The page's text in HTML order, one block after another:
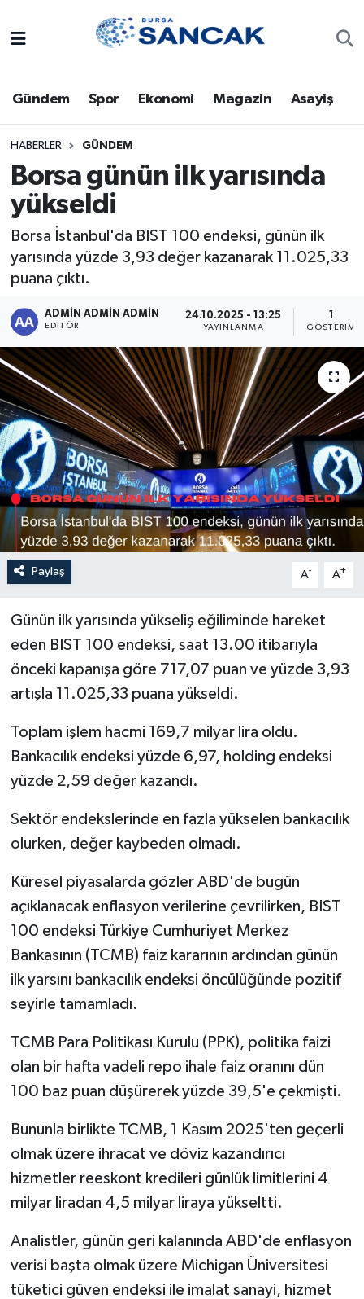
Gündem Spor Ekonomi Magazin Asayiş
HABERLER GÜNDEM
Borsa günün ilk yarısında
yükseldi
Borsa İstanbul'da BIST 100 endeksi, günün ilk
yarısında yüzde 3,93 değer kazanarak 11.025,33
puana çıktı.
ADMİN ADMİN ADMİN
EDITÖR
24.10.2025 - 13:25
YAYINLANMA GÖSTERIM
Paylaş A- A+
Günün ilk yarısında yükseliş eğiliminde hareket
eden BIST 100 endeksi, saat 13.00 itibarıyla
önceki kapanışa göre 717,07 puan ve yüzde 3,93
artışla 11.025,33 puana yükseldi.
Toplam işlem hacmi 169,7 milyar lira oldu.
Bankacılık endeksi yüzde 6,97, holding endeksi
yüzde 2,59 değer kazandı.
Sektör endekslerinde en fazla yükselen bankacılık
olurken, değer kaybeden olmadı.
Küresel piyasalarda gözler ABD'de bugün
açıklanacak enflasyon verilerine çevrilirken, BIST
100 endeksi Türkiye Cumhuriyet Merkez
Bankasının (TCMB) faiz kararının ardından günün
ilk yarsını bankacılık endeksi öncülüğünde pozitif
seyirle tamamladı.
TCMB Para Politikası Kurulu (PPK), politika faizi
olan bir hafta vadeli repo ihale faiz oranını dün
100 baz puan düşürerek yüzde 39,5'e çekmişti.
Bununla birlikte TCMB, 1 Kasım 2025'ten geçerli
olmak üzere ihracat ve döviz kazandırıcı
hizmetler reeskont kredileri günlük limitlerini 4
milyar liradan 4,5 milyar liraya yükseltti.
Analistler, günün geri kalanında ABD'de enflasyon
verisi başta olmak üzere Michigan Üniversitesi
tüketici güven endeksi ile imalat sanayi, hizmet
Bursa
Dünya
Eğitim
Ekonomi
Genel
Gündem
Magazin
Sağlık
Siyaset
Spor
Türkiye
Trafik Durumu
Süper Lig Puan Durumu ve Fikstür
Tüm Manşetler
Son Dakika Haberleri
Haber Arşivi